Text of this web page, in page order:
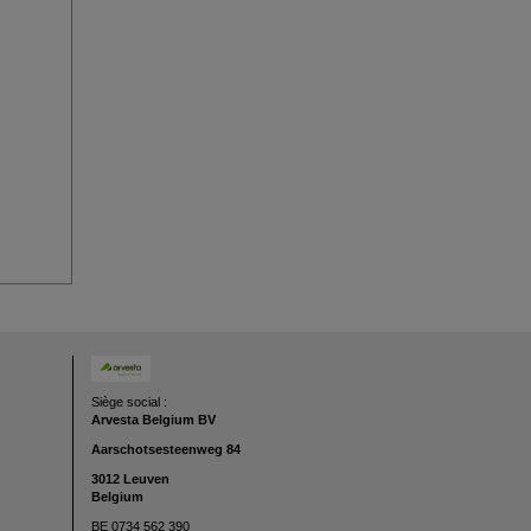
Siège social :
Arvesta Belgium BV
Aarschotsesteenweg 84
3012 Leuven
Belgium
BE 0734 562 390